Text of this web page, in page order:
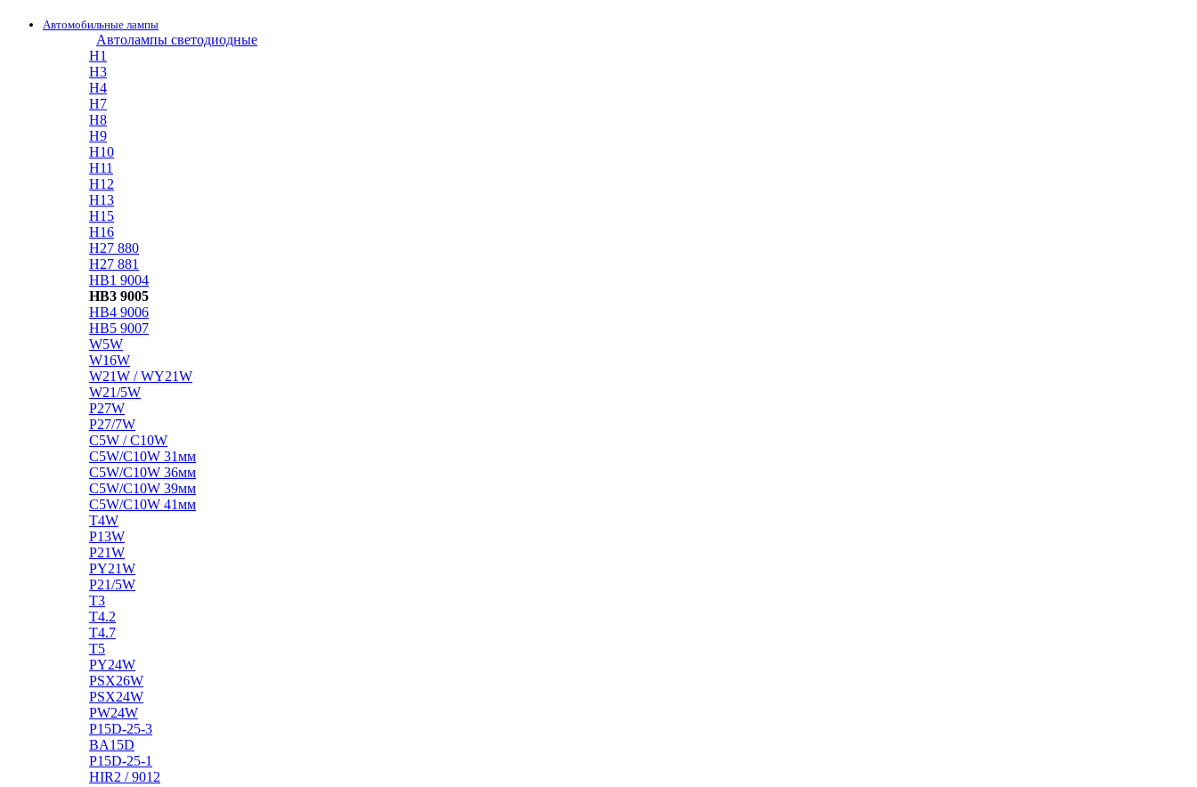
Автомобильные лампы
Автолампы светодиодные
H1
H3
H4
H7
H8
H9
H10
H11
H12
H13
H15
H16
H27 880
H27 881
HB1 9004
HB3 9005
HB4 9006
HB5 9007
W5W
W16W
W21W / WY21W
W21/5W
P27W
P27/7W
C5W / C10W
C5W/C10W 31мм
C5W/C10W 36мм
C5W/C10W 39мм
C5W/C10W 41мм
T4W
P13W
P21W
PY21W
P21/5W
T3
T4.2
T4.7
T5
PY24W
PSX26W
PSX24W
PW24W
P15D-25-3
BA15D
P15D-25-1
HIR2 / 9012